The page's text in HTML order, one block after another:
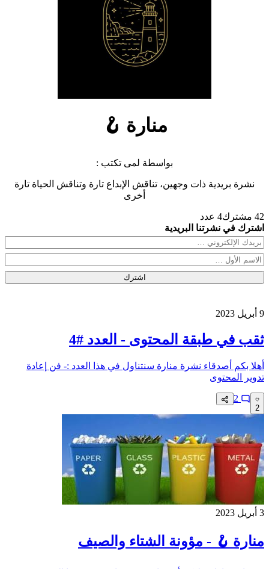
منارة 🪝
بواسطة لمى تكتب :
نشرة بريدية ذات وجهين، تناقش الإبداع تارة وتناقش الحياة تارة
أخرى
42 مشترك
4 عدد
اشترك في نشرتنا البريدية
اشترك
9 أبريل 2023
ثقب في طبقة المحتوى - العدد #4
أهلا بكم أصدقاء نشرة منارة سنتناول في هذا العدد :- فن إعادة
تدوير المحتوى
2
3 أبريل 2023
منارة 🪝 - مؤونة الشتاء والصيف